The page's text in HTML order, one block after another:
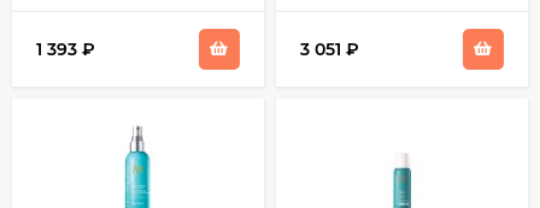
1 393 ₽ 3 051 ₽